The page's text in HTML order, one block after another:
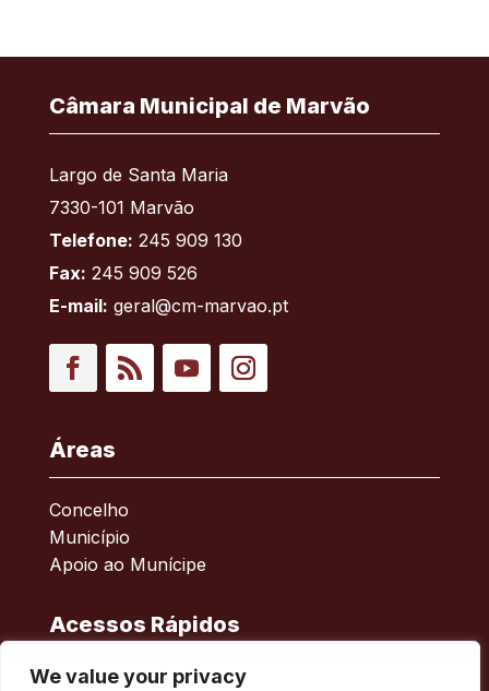
We value your privacy
Câmara Municipal de Marvão
Largo de Santa Maria
7330-101 Marvão
Telefone: 245 909 130
Fax: 245 909 526
E-mail: geral@cm-marvao.pt
Áreas
Concelho
Município
Apoio ao Munícipe
Acessos Rápidos
Política de privacidade